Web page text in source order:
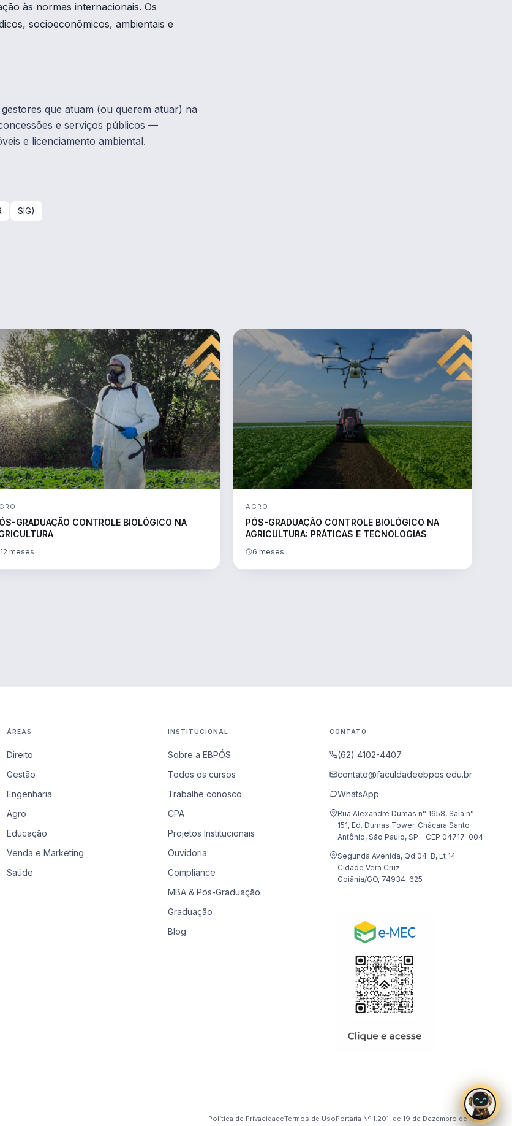
às normas internacionais. Os
socioeconômicos, ambientais e
que atuam (ou querem atuar) na
e serviços públicos —
e licenciamento ambiental.
SIG)
GRADUAÇÃO CONTROLE BIOLÓGICO NA
12 meses
AGRO
PÓS-GRADUAÇÃO CONTROLE BIOLÓGICO NA
AGRICULTURA: PRÁTICAS E TECNOLOGIAS
6 meses
ÁREAS
Direito
Gestão
Engenharia
Agro
Educação
Venda e Marketing
Saúde
INSTITUCIONAL
Sobre a EBPÓS
Todos os cursos
Trabalhe conosco
CPA
Projetos Institucionais
Ouvidoria
Compliance
MBA & Pós-Graduação
Graduação
Blog
CONTATO
(62) 4102-4407
contato@faculdadeebpos.edu.br
WhatsApp
Rua Alexandre Dumas n° 1658, Sala n°
151, Ed. Dumas Tower. Chácara Santo
Antônio, São Paulo, SP - CEP 04717-004.
Segunda Avenida, Qd 04-B, Lt 14 –
Cidade Vera Cruz
Goiânia/GO, 74934-625
Política de PrivacidadeTermos de UsoPortaria Nº 1.201, de 19 de Dezembro de 2024